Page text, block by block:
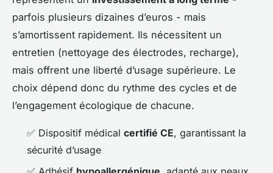
parfois plusieurs dizaines d’euros - mais
s’amortissent rapidement. Ils nécessitent un
entretien (nettoyage des électrodes, recharge),
mais offrent une liberté d’usage supérieure. Le
choix dépend donc du rythme des cycles et de
l’engagement écologique de chacune.
✅ Dispositif médical certifié CE, garantissant la
sécurité d’usage